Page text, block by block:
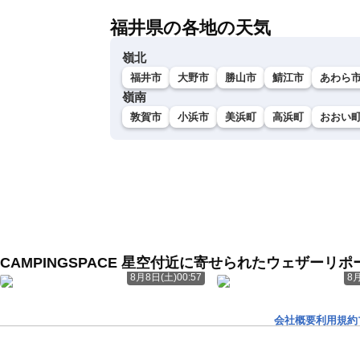
福井県の各地の天気
嶺北
福井市 大野市 勝山市 鯖江市 あわら
嶺南
敦賀市 小浜市 美浜町 高浜町 おおい
CAMPINGSPACE 星空付近に寄せられたウェザーリポ
8月8日(土)00:57 8
会社概要利用規約